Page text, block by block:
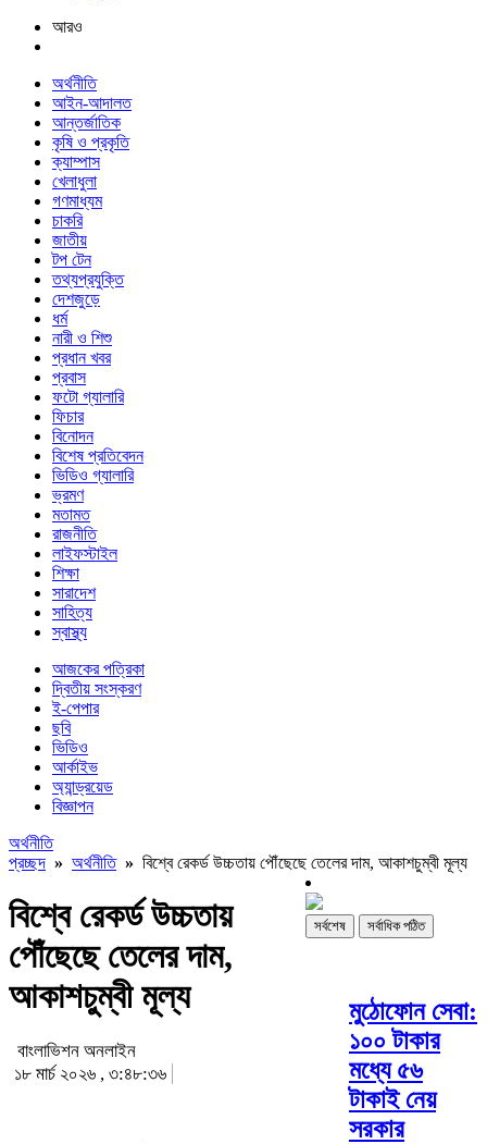
আরও
অর্থনীতি
আইন-আদালত
আন্তর্জাতিক
কৃষি ও প্রকৃতি
ক্যাম্পাস
খেলাধুলা
গণমাধ্যম
চাকরি
জাতীয়
টপ টেন
তথ্যপ্রযুক্তি
দেশজুড়ে
ধর্ম
নারী ও শিশু
প্রধান খবর
প্রবাস
ফটো গ্যালারি
ফিচার
বিনোদন
বিশেষ প্রতিবেদন
ভিডিও গ্যালারি
ভ্রমণ
মতামত
রাজনীতি
লাইফস্টাইল
শিক্ষা
সারাদেশ
সাহিত্য
স্বাস্থ্য
আজকের পত্রিকা
দ্বিতীয় সংস্করণ
ই-পেপার
ছবি
ভিডিও
আর্কাইভ
অ্যান্ড্রয়েড
বিজ্ঞাপন
অর্থনীতি
প্রচ্ছদ » অর্থনীতি» বিশ্বে রেকর্ড উচ্চতায় পৌঁছেছে তেলের দাম, আকাশচুম্বী মূল্য
বিশ্বে রেকর্ড উচ্চতায়
পৌঁছেছে তেলের দাম,
আকাশচুম্বী মূল্য
বাংলাভিশন অনলাইন
১৮ মার্চ ২০২৬ , ৩:৪৮:৩৬
সর্বশেষ সর্বাধিক পঠিত
মুঠোফোন সেবা:
১০০ টাকার
মধ্যে ৫৬
টাকাই নেয়
সরকার